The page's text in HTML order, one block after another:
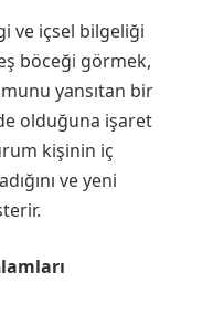
ve içsel bilgeliği
böceği görmek,
yansıtan bir
olduğuna işaret
kişinin iç
ve yeni